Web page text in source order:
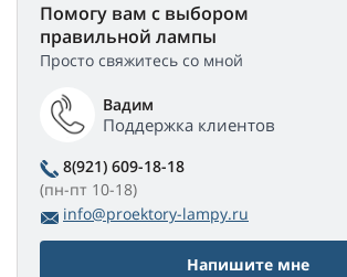
Помогу вам с выбором
правильной лампы
Просто свяжитесь со мной
Вадим
Поддержка клиентов
8(921) 609-18-18
(пн-пт 10-18)
info@proektory-lampy.ru
Напишите мне